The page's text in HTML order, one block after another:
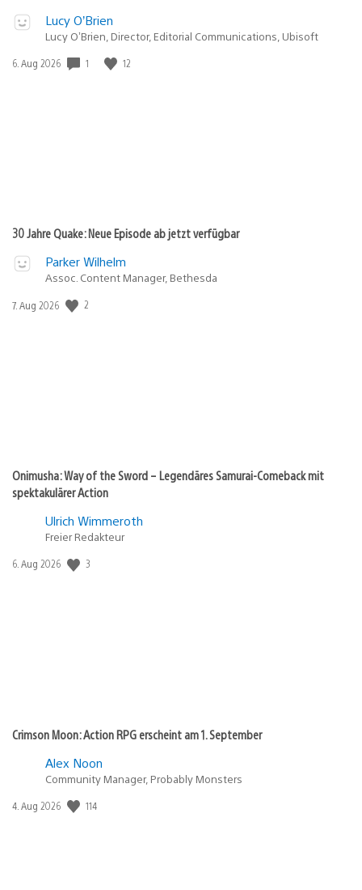
Lucy O’Brien
Lucy O’Brien, Director, Editorial Communications, Ubisoft
Veröffentlichungsdatum:
6. Aug 2026 1 12
30 Jahre Quake: Neue Episode ab jetzt verfügbar
Parker Wilhelm
Assoc. Content Manager, Bethesda
Veröffentlichungsdatum:
7. Aug 2026 2
Onimusha: Way of the Sword – Legendäres Samurai-Comeback mit
spektakulärer Action
Ulrich Wimmeroth
Freier Redakteur
Veröffentlichungsdatum:
6. Aug 2026 3
Crimson Moon: Action RPG erscheint am 1. September
Alex Noon
Community Manager, Probably Monsters
Veröffentlichungsdatum:
4. Aug 2026 114